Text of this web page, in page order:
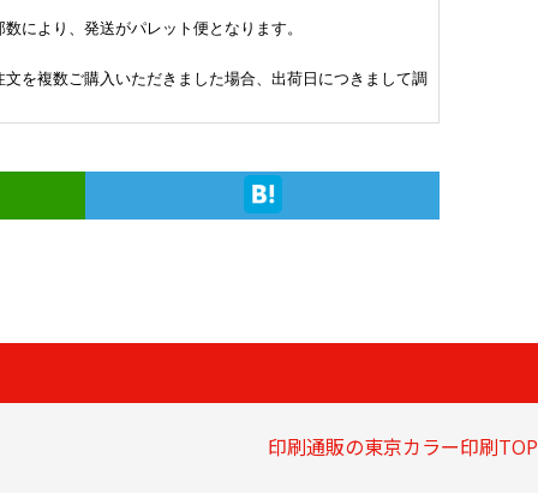
により、発送がパレット便となります。
を複数ご購入いただきました場合、出荷日につきまして調
印刷通販の東京カラー印刷TOP